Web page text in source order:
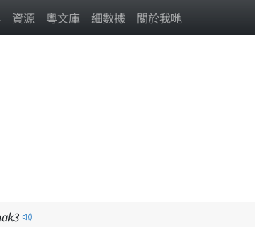
資源 粵文庫 細數據 關於我哋
3